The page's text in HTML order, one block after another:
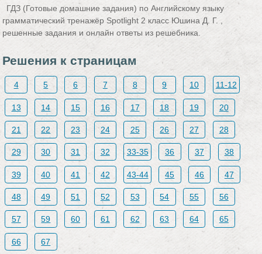
ГДЗ (Готовые домашние задания) по Английскому языку
грамматический тренажёр Spotlight 2 класс Юшина Д. Г. ,
решенные задания и онлайн ответы из решебника.
Решения к страницам
4 5 6 7 8 9 10 11-12
13 14 15 16 17 18 19 20
21 22 23 24 25 26 27 28
29 30 31 32 33-35 36 37 38
39 40 41 42 43-44 45 46 47
48 49 51 52 53 54 55 56
57 59 60 61 62 63 64 65
66 67